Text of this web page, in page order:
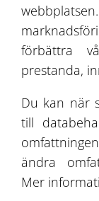
förbättra
prestanda,
Du kan när
till
ändra
Mer